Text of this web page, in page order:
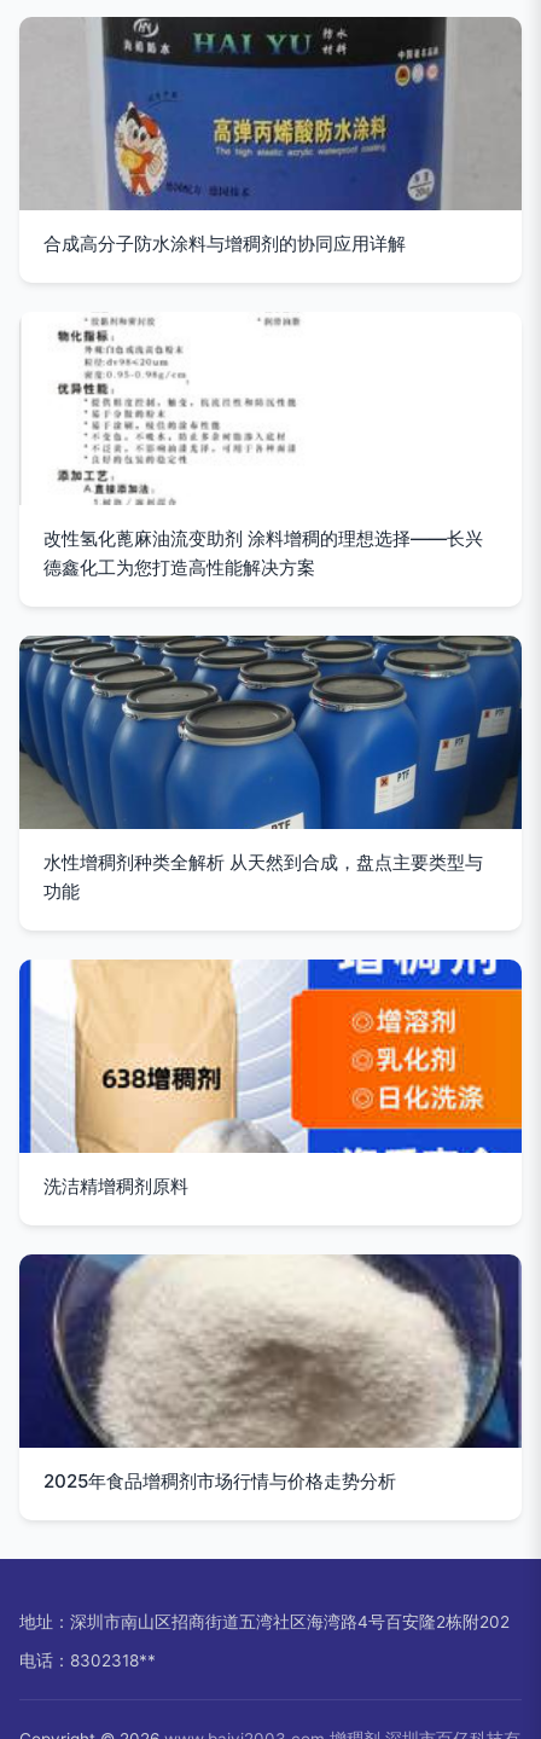
合成高分子防水涂料与增稠剂的协同应用详解
改性氢化蓖麻油流变助剂 涂料增稠的理想选择——长兴
德鑫化工为您打造高性能解决方案
水性增稠剂种类全解析 从天然到合成，盘点主要类型与
功能
洗洁精增稠剂原料
2025年食品增稠剂市场行情与价格走势分析
地址：深圳市南山区招商街道五湾社区海湾路4号百安隆2栋附202
电话：8302318**